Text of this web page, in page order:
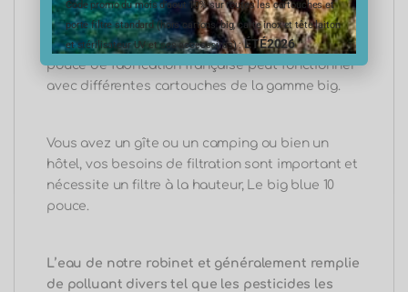
Notre porte porte filtre Big Blue 9 pouces 3/4 1
pouce de fabrication française peut fonctionner
avec différentes cartouches de la gamme big.
Vous avez un gîte ou un camping ou bien un
hôtel, vos besoins de filtration sont important et
nécessite un filtre à la hauteur, Le big blue 10
pouce.
L’eau de notre robinet et généralement remplie
de polluant divers tel que les pesticides les
Code promo du mois d’aout 10% sur toutes les cartouches et
porte filtre standard (hors cartons, big, carte inox et tête laiton
et stérilisateur UV et ses accessoires) :ÉTÉ2026